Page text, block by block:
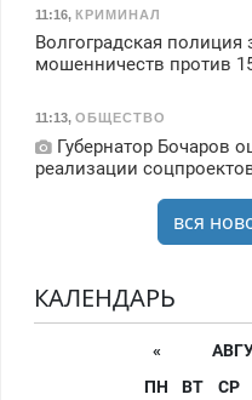
11:16, КРИМИНАЛ
Волгоградская
мошенничеств против
11:13, ОБЩЕСТВО
Губернатор Бочаров
реализации
вся
КАЛЕНДАРЬ
«
ПН
ВТ СР